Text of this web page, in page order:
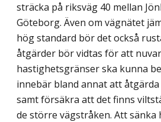
sträcka på riksväg 40 mellan
Göteborg. Även om vägnätet
hög standard bör det också
åtgärder bör vidtas för att
hastighetsgränser ska kunna
innebär bland annat att
samt försäkra att det finns
de större vägstråken. Att sänka